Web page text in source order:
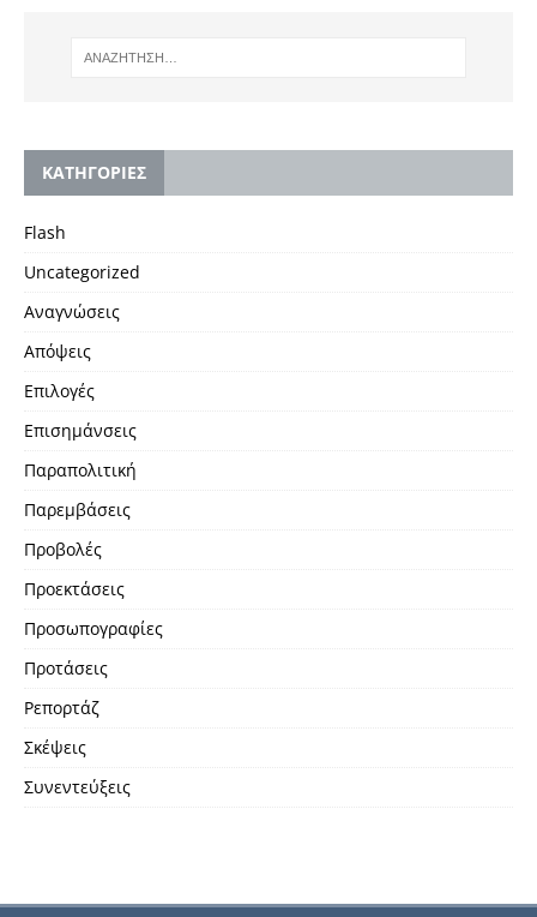
KΑΤΗΓΟΡΙΕΣ
Flash
Uncategorized
Αναγνώσεις
Απόψεις
Επιλογές
Επισημάνσεις
Παραπολιτική
Παρεμβάσεις
Προβολές
Προεκτάσεις
Προσωπογραφίες
Προτάσεις
Ρεπορτάζ
Σκέψεις
Συνεντεύξεις